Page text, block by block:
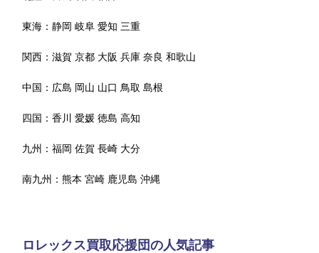
東海：静岡 岐阜 愛知 三重
関西：滋賀 京都 大阪 兵庫 奈良 和歌山
中国： 広島 岡山 山口 鳥取 島根
四国：香川 愛媛 徳島 高知
九州：福岡 佐賀 長崎 大分
南九州：熊本 宮崎 鹿児島 沖縄
ロレックス買取応援団の人気記事